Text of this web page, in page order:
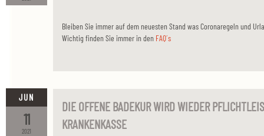
Bleiben Sie immer auf dem neuesten Stand was Coronaregeln und
Wichtig finden Sie immer in den FAQ´s
2021
11
JUN
DIE OFFENE BADEKUR WIRD WIEDER
KRANKENKASSE